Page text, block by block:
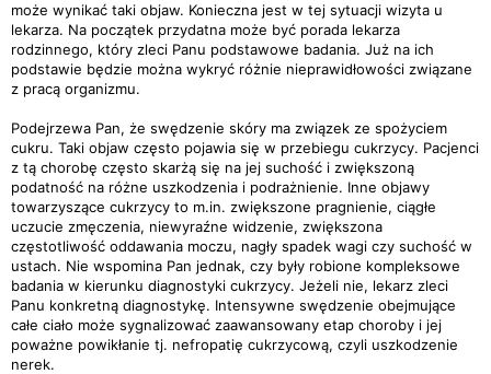
może wynikać taki objaw. Konieczna jest w tej sytuacji wizyta u
lekarza. Na początek przydatna może być porada lekarza
rodzinnego, który zleci Panu podstawowe badania. Już na ich
podstawie będzie można wykryć różnie nieprawidłowości związane
z pracą organizmu.
Podejrzewa Pan, że swędzenie skóry ma związek ze spożyciem
cukru. Taki objaw często pojawia się w przebiegu cukrzycy. Pacjenci
z tą chorobę często skarżą się na jej suchość i zwiększoną
podatność na różne uszkodzenia i podrażnienie. Inne objawy
towarzyszące cukrzycy to m.in. zwiększone pragnienie, ciągłe
uczucie zmęczenia, niewyraźne widzenie, zwiększona
częstotliwość oddawania moczu, nagły spadek wagi czy suchość w
ustach. Nie wspomina Pan jednak, czy były robione kompleksowe
badania w kierunku diagnostyki cukrzycy. Jeżeli nie, lekarz zleci
Panu konkretną diagnostykę. Intensywne swędzenie obejmujące
całe ciało może sygnalizować zaawansowany etap choroby i jej
poważne powikłanie tj. nefropatię cukrzycową, czyli uszkodzenie
nerek.